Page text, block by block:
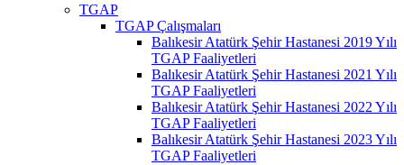
TGAP
TGAP Çalışmaları
Balıkesir Atatürk Şehir Hastanesi 2019 Yılı
TGAP Faaliyetleri
Balıkesir Atatürk Şehir Hastanesi 2021 Yılı
TGAP Faaliyetleri
Balıkesir Atatürk Şehir Hastanesi 2022 Yılı
TGAP Faaliyetleri
Balıkesir Atatürk Şehir Hastanesi 2023 Yılı
TGAP Faaliyetleri